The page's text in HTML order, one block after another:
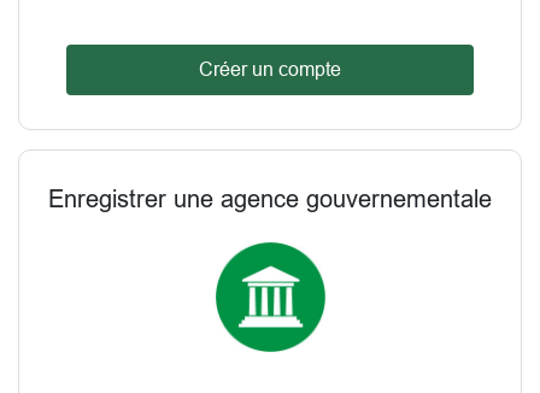
Créer un compte
Enregistrer une agence gouvernementale